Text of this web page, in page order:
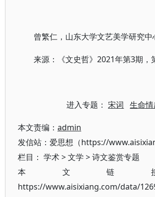
曾繁仁，山东大学文艺美学研究中
来源：《文史哲》2021年第3期，
进入专题：宋词 生命
本文责编： admin
发信站：爱思想（https://
栏目： 学术>文学 >诗文鉴赏专题
本文链
https://www.aisixiang.com/data/